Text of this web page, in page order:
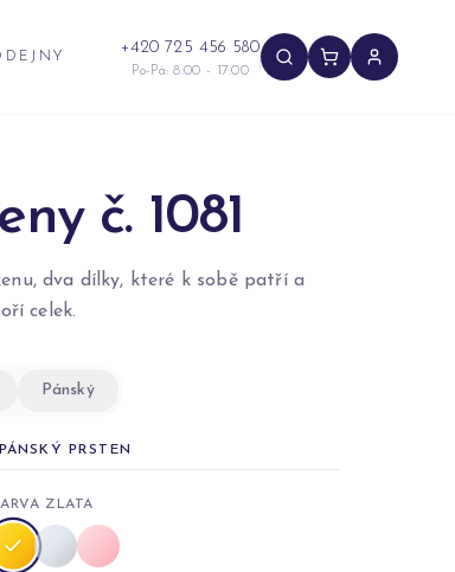
+420 725 456 580
Po-Pá: 8:00 - 17:00
č. 1081
dva dílky, které k sobě patří a
celek.
Pánský
PRSTEN
ZLATA